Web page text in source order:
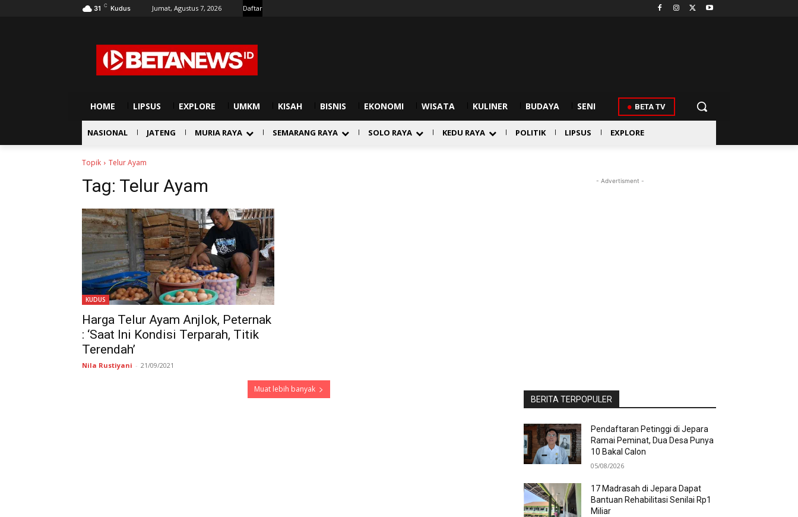
31 C Kudus Jumat, Agustus 7, 2026 Daftar
HOME LIPSUS EXPLORE UMKM KISAH BISNIS EKONOMI WISATA KULINER BUDAYA SENI BETA TV
NASIONAL JATENG MURIA RAYA SEMARANG RAYA SOLO RAYA KEDU RAYA POLITIK LIPSUS EXPLORE
Topik Telur Ayam
Tag: Telur Ayam
KUDUS
Harga Telur Ayam Anjlok, Peternak
: ‘Saat Ini Kondisi Terparah, Titik
Terendah’
Nila Rustiyani - 21/09/2021
Muat lebih banyak
- Advertisment -
BERITA TERPOPULER
Pendaftaran Petinggi di Jepara
Ramai Peminat, Dua Desa Punya
10 Bakal Calon
05/08/2026
17 Madrasah di Jepara Dapat
Bantuan Rehabilitasi Senilai Rp1
Miliar